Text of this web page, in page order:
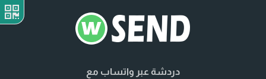
دردشة عبر واتساب مع